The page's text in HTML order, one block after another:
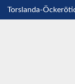
Torslanda-